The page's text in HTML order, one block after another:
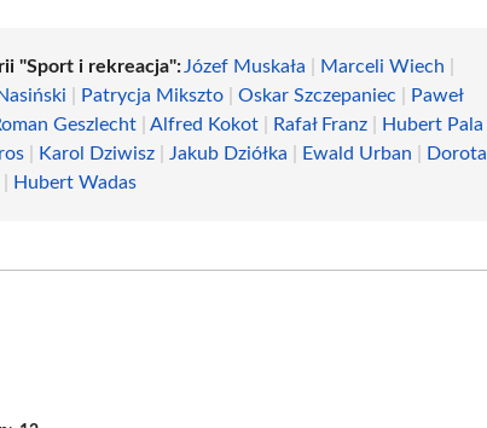
"Sport i rekreacja": Józef Muskała Marceli Wiech
Patrycja Mikszto Oskar Szczepaniec
Paweł
Geszlecht Alfred Kokot Rafał Franz
Hubert Pala
Karol Dziwisz Jakub Dziółka Ewald Urban
Dorota
Hubert Wadas